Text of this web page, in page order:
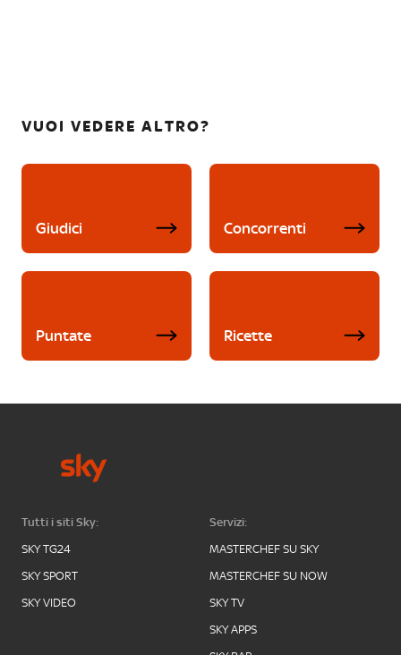
VUOI VEDERE ALTRO?
Giudici Concorrenti
Puntate Ricette
Tutti i siti Sky:
SKY TG24
SKY SPORT
SKY VIDEO
Servizi:
MASTERCHEF SU SKY
MASTERCHEF SU NOW
SKY TV
SKY APPS